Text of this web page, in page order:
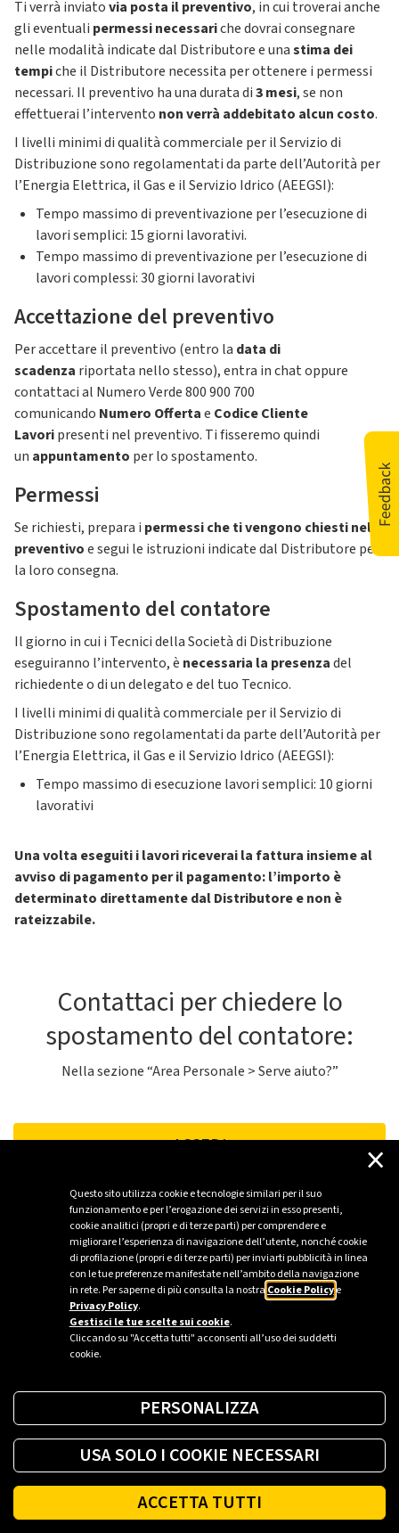
Questo sito utilizza cookie e tecnologie similari per il suo
funzionamento e per l’erogazione dei servizi in esso presenti,
cookie analitici (propri e di terze parti) per comprendere e
migliorare l’esperienza di navigazione dell’utente, nonché cookie
di profilazione (propri e di terze parti) per inviarti pubblicità in linea
con le tue preferenze manifestate nell’ambito della navigazione
in rete. Per saperne di più consulta la nostra Cookie Policye
Privacy Policy.
Gestisci le tue scelte sui cookie.
Cliccando su "Accetta tutti" acconsenti all’uso dei suddetti
cookie.
×
PERSONALIZZA
USA SOLO I COOKIE NECESSARI
ACCETTA TUTTI
Ti verrà inviatovia posta il preventivo, in cui troverai anche
gli eventuali permessi necessariche dovrai consegnare
nelle modalità indicate dal Distributore e unastima dei
tempiche il Distributore necessita per ottenere i permessi
necessari. Il preventivo ha una durata di3 mesi, se non
effettuerai l’intervento non verrà addebitato alcun costo.
I livelli minimi di qualità commerciale per il Servizio di
Distribuzione sono regolamentati da parte dell’Autorità per
l’Energia Elettrica, il Gas e il Servizio Idrico (AEEGSI):
Tempo massimo di preventivazione per l’esecuzione di
lavori semplici: 15 giorni lavorativi.
Tempo massimo di preventivazione per l’esecuzione di
lavori complessi: 30 giorni lavorativi
Accettazione del preventivo
Per accettare il preventivo (entro la data di
scadenza riportata nello stesso), entra in chat oppure
contattaci al Numero Verde 800 900 700
comunicando Numero Offertae Codice Cliente
Lavoripresenti nel preventivo. Ti fisseremo quindi
un appuntamento per lo spostamento.
Permessi
Se richiesti, prepara i permessi che ti vengono chiesti nel
preventivoe segui le istruzioni indicate dal Distributore per
la loro consegna.
Spostamento del contatore
Il giorno in cui i Tecnici della Società di Distribuzione
eseguiranno l’intervento, è necessaria la presenzadel
richiedente o di un delegato e del tuo Tecnico.
I livelli minimi di qualità commerciale per il Servizio di
Distribuzione sono regolamentati da parte dell’Autorità per
l’Energia Elettrica, il Gas e il Servizio Idrico (AEEGSI):
Tempo massimo di esecuzione lavori semplici: 10 giorni
lavorativi
Una volta eseguiti i lavori riceverai la fattura insieme al
avviso di pagamento per il pagamento: l’importo è
determinato direttamente dal Distributore e non è
rateizzabile.
Contattaci per chiedere lo
spostamento del contatore:
Nella sezione “Area Personale > Serve aiuto?”
ACCEDI